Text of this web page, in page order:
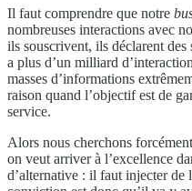
Il faut comprendre que notre
nombreuses interactions avec
ils souscrivent, ils déclarent
a plus d’un milliard
masses d’informations
raison quand l’objectif est de
service.
Alors nous cherchons
on veut arriver à l’excellence
d’alternative : il faut injecter de